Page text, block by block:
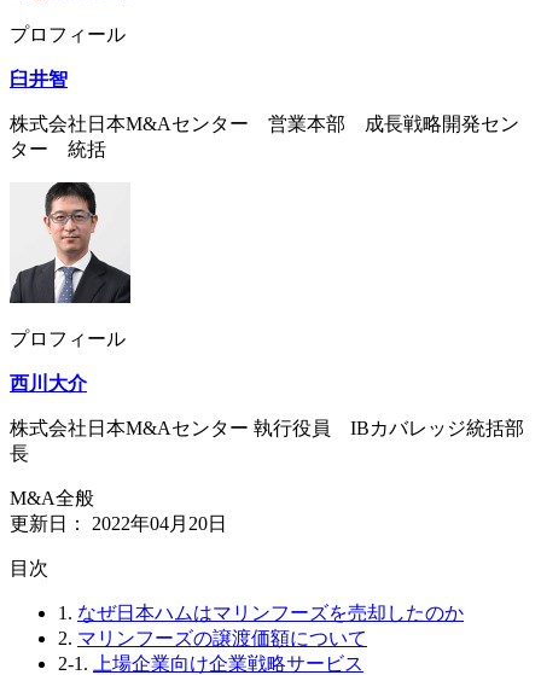
プロフィール
臼井智
株式会社日本M&Aセンター 営業本部 成長戦略開発セン
ター 統括
プロフィール
西川大介
株式会社日本M&Aセンター 執行役員 IBカバレッジ統括部
長
M&A全般
更新日： 2022年04月20日
⽬次
1. なぜ日本ハムはマリンフーズを売却したのか
2. マリンフーズの譲渡価額について
2-1.
上場企業向け企業戦略サービス